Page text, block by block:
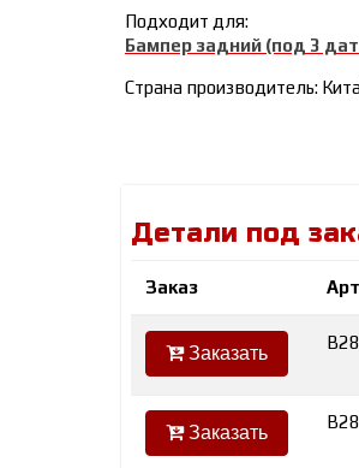
Подходит для:
Бампер задний (под 3
Страна производитель:
Детали под
Заказ
Заказать
Заказать